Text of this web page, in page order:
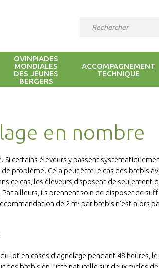
OVINPIADES
MONDIALES
DES JEUNES
BERGERS
ACCOMPAGNEMENT
TECHNIQUE
en nombre
Si certains éleveurs y passent
problème. Cela peut être le cas des brebis
ce cas, les éleveurs disposent de seulement
ailleurs, ils prennent soin de disposer de
de 2 m² par brebis n’est alors
lot en cases d’agnelage pendant 48 heures,
des brebis en lutte naturelle sur deux cycles